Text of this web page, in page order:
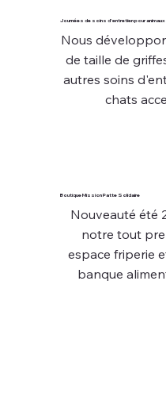
Journées de soins d'entretien pour animaux
Nous
de taille de
autres soins
chats
Boutique Mission Patte Solidaire
Nouveauté été
notre tout
espace friperie
banque